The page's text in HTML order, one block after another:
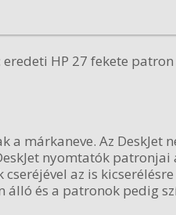
HP 27 fekete
márkaneve. Az
nyomtatók
az is
és a patronok pedig